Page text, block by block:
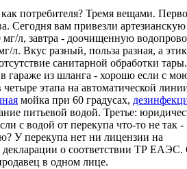
потребителя? Тремя вещами.
Сегодня вам привезли
мг/л, завтра - доочищенную
л. Вкус разный, польза разная, а
санитарной обработки тары.
гараже из шланга - хорошо если с
этапа на автоматической
мойка при 60 градусах,
питьевой водой. Третье:
с водой от перекупа что-то не так
У перекупа нет ни лицензии на
декларации о соответствии ТР
в одном лице.